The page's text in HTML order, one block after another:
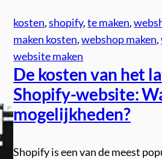
kosten, shopify, te maken,
maken kosten, webshop maken,
website maken
De kosten van het
Shopify-website:
mogelijkheden?
Shopify is een van de meest